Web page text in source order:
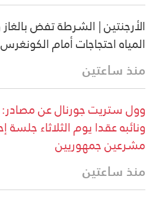
الأرجنتين | الشرطة تفض
المياه احتجاجات أمام الكونغرس
منذ ساعتين
وول ستريت جورنال عن مصادر:
ونائبه عقدا يوم الثلاثاء
مشرعين جمهوريين
منذ ساعتين